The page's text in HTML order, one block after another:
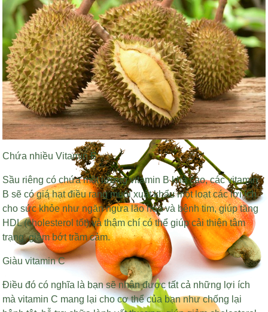
Chứa nhiều Vitamin B
Sầu riêng có chứa một lượng vitamin B khá cao, các vitamin
B sẽ cógiá hạt điều rang muối xuất khẩumột loạt các lợi ích
cho sức khỏe như ngăn ngừa lão hóa và bệnh tim, giúp tăng
HDL (cholesterol tốt) và thậm chí có thể giúp cải thiện tâm
trạng, giảm bớt trầm cảm.
Giàu vitamin C
Điều đó có nghĩa là bạn sẽ nhận được tất cả những lợi ích
mà vitamin C mang lại cho cơ thể của bạn như chống lại